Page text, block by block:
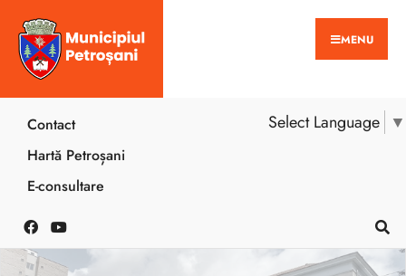
MENU
Select Language ▼
Contact
Hartă Petroșani
E-consultare